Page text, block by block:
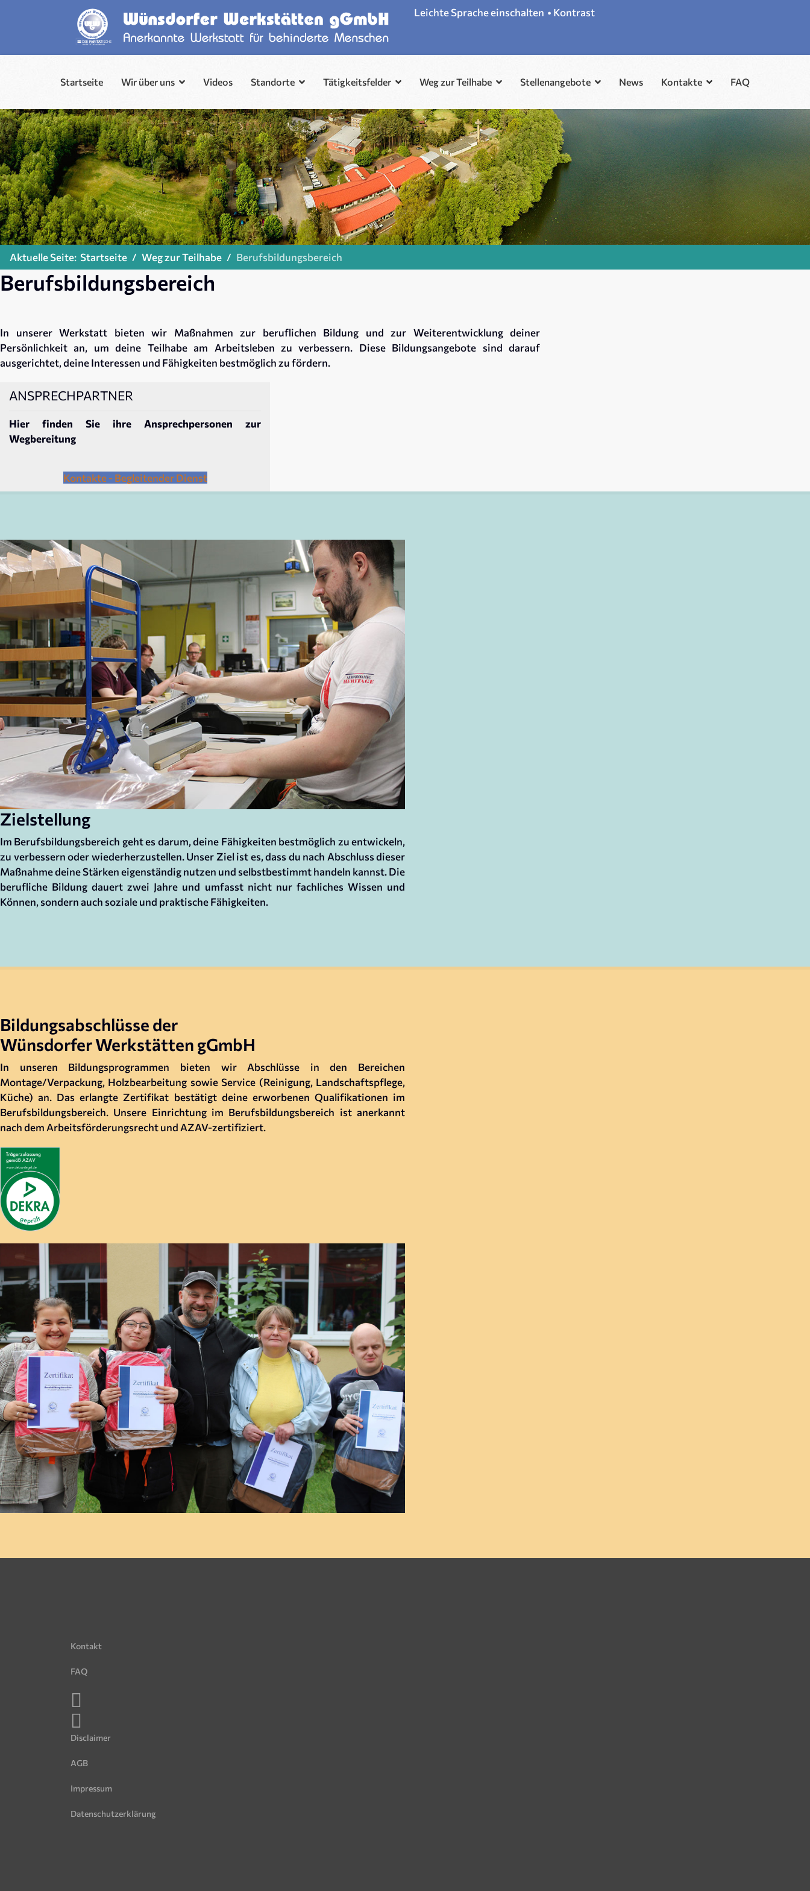
Leichte Sprache einschalten • Kontrast
Startseite Wir über uns Videos Standorte Tätigkeitsfelder Weg zur Teilhabe Stellenangebote News Kontakte FAQ
Aktuelle Seite: Startseite Weg zur Teilhabe Berufsbildungsbereich
Berufsbildungsbereich
In unserer Werkstatt bieten wir Maßnahmen zur beruflichen Bildung und zur Weiterentwicklung deiner
Persönlichkeit an, um deine Teilhabe am Arbeitsleben zu verbessern. Diese Bildungsangebote sind darauf
ausgerichtet, deine Interessen und Fähigkeiten bestmöglich zu fördern.
ANSPRECHPARTNER
Hier finden Sie ihre Ansprechpersonen zur
Wegbereitung
Kontakte - Begleitender Dienst
Zielstellung
Im Berufsbildungsbereich geht es darum, deine Fähigkeiten bestmöglich zu entwickeln,
zu verbessern oder wiederherzustellen. Unser Ziel ist es, dass du nach Abschluss dieser
Maßnahme deine Stärken eigenständig nutzen und selbstbestimmt handeln kannst. Die
berufliche Bildung dauert zwei Jahre und umfasst nicht nur fachliches Wissen und
Können, sondern auch soziale und praktische Fähigkeiten.
Bildungsabschlüsse der
Wünsdorfer Werkstätten gGmbH
In unseren Bildungsprogrammen bieten wir Abschlüsse in den Bereichen
Montage/Verpackung, Holzbearbeitung sowie Service (Reinigung, Landschaftspflege,
Küche) an. Das erlangte Zertifikat bestätigt deine erworbenen Qualifikationen im
Berufsbildungsbereich. Unsere Einrichtung im Berufsbildungsbereich ist anerkannt
nach dem Arbeitsförderungsrecht und AZAV-zertifiziert.
Kontakt
FAQ
Disclaimer
AGB
Impressum
Datenschutzerklärung